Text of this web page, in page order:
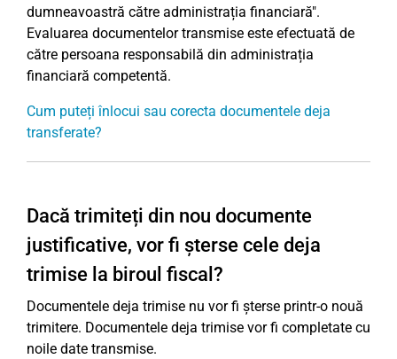
dumneavoastră către administrația financiară".
Evaluarea documentelor transmise este efectuată de
către persoana responsabilă din administrația
financiară competentă.
Cum puteți înlocui sau corecta documentele deja
transferate?
Dacă trimiteți din nou documente
justificative, vor fi șterse cele deja
trimise la biroul fiscal?
Documentele deja trimise nu vor fi șterse printr-o nouă
trimitere. Documentele deja trimise vor fi completate cu
noile date transmise.